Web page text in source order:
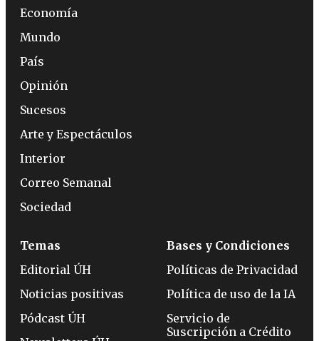
Economía
Mundo
País
Opinión
Sucesos
Arte y Espectáculos
Interior
Correo Semanal
Sociedad
Temas
Editorial ÚH
Noticias positivas
Pódcast ÚH
Bases y Condiciones
Políticas de Privacidad
Política de uso de la IA
Servicio de
Suscripción a Crédito